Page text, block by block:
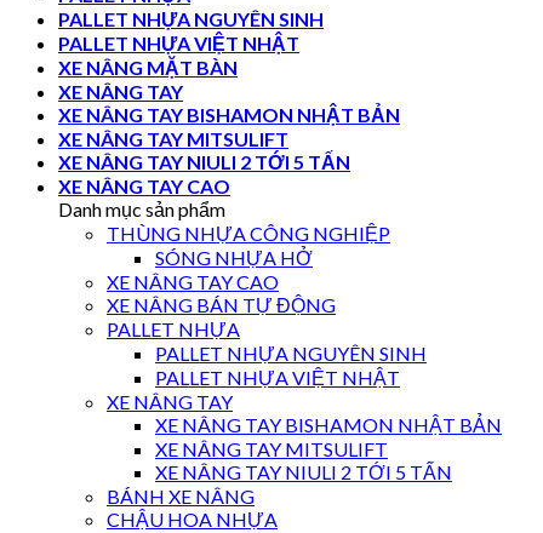
PALLET NHỰA NGUYÊN SINH
PALLET NHỰA VIỆT NHẬT
XE NÂNG MẶT BÀN
XE NÂNG TAY
XE NÂNG TAY BISHAMON NHẬT BẢN
XE NÂNG TAY MITSULIFT
XE NÂNG TAY NIULI 2 TỚI 5 TẤN
XE NÂNG TAY CAO
Danh mục sản phẩm
THÙNG NHỰA CÔNG NGHIỆP
SÓNG NHỰA HỞ
XE NÂNG TAY CAO
XE NÂNG BÁN TỰ ĐỘNG
PALLET NHỰA
PALLET NHỰA NGUYÊN SINH
PALLET NHỰA VIỆT NHẬT
XE NÂNG TAY
XE NÂNG TAY BISHAMON NHẬT BẢN
XE NÂNG TAY MITSULIFT
XE NÂNG TAY NIULI 2 TỚI 5 TẤN
BÁNH XE NÂNG
CHẬU HOA NHỰA